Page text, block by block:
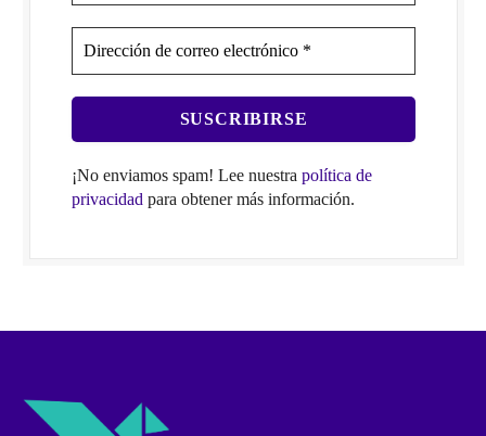
¡No enviamos spam! Lee nuestra política de
privacidad para obtener más información.